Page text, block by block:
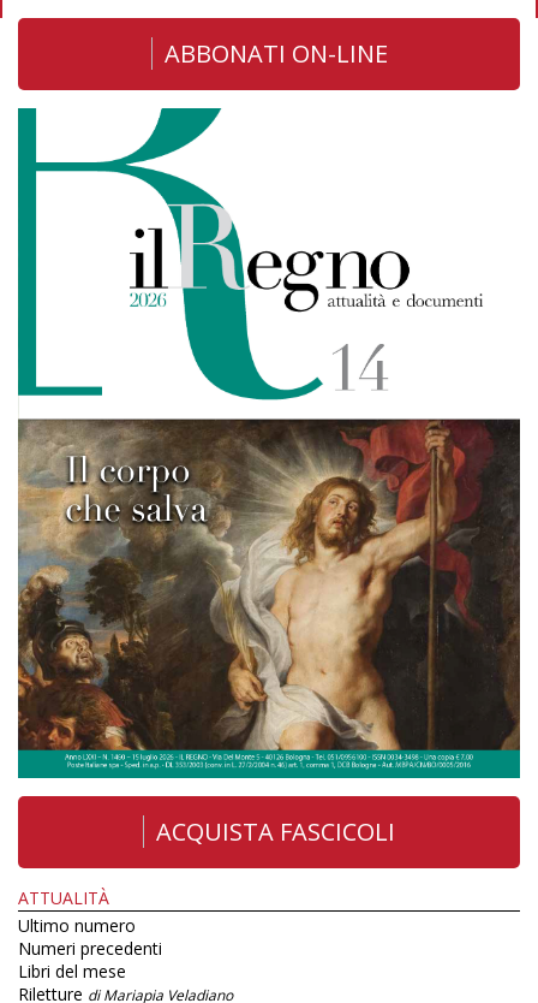
ABBONATI ON-LINE
ACQUISTA FASCICOLI
ATTUALITÀ
Ultimo numero
Numeri precedenti
Libri del mese
Riletture di Mariapia Veladiano